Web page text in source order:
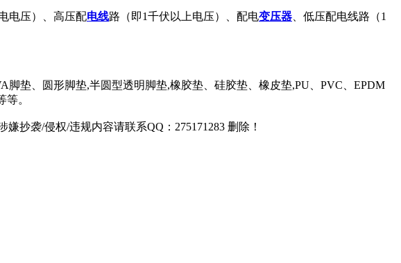
电压）、高压配电线路（即1千伏以上电压）、配电变压器 、低压配电线路（1
垫、圆形脚垫,半圆型透明脚垫,橡胶垫、硅胶垫、橡皮垫,PU、PVC、EPDM
。
抄袭/侵权/违规内容请联系QQ：275171283 删除！